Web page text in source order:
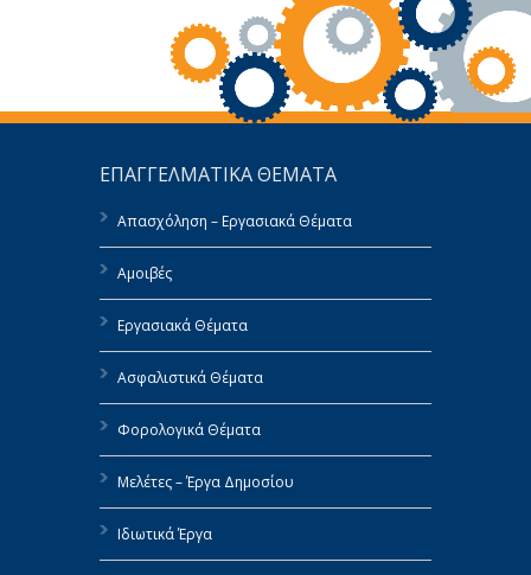
ΕΠΑΓΓΕΛΜΑΤΙΚΑ ΘΕΜΑΤΑ
Απασχόληση – Εργασιακά Θέματα
Αμοιβές
Εργασιακά Θέματα
Ασφαλιστικά Θέματα
Φορολογικά Θέματα
Μελέτες – Έργα Δημοσίου
Ιδιωτικά Έργα